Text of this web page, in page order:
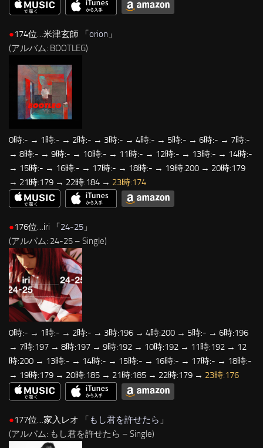
●174位…米津玄師 「orion 」
(アルバム: BOOTLEG)
0時:- → 1時:- → 2時:- → 3時:- → 4時:- → 5時:- → 6時:- → 7時:-
→ 8時:- → 9時:- → 10時:- → 11時:- → 12時:- → 13時:- → 14時:-
→ 15時:- → 16時:- → 17時:- → 18時:- → 19時:200 → 20時:179
→ 21時:179 → 22時:184 → 23時:174
●176位…iri 「24-25 」
(アルバム: 24-25 – Single)
0時:- → 1時:- → 2時:- → 3時:196 → 4時:200 → 5時:- → 6時:196
→ 7時:197 → 8時:197 → 9時:192 → 10時:192 → 11時:192 → 12
時:200 → 13時:- → 14時:- → 15時:- → 16時:- → 17時:- → 18時:-
→ 19時:179 → 20時:185 → 21時:185 → 22時:179 → 23時:176
●177位…家入レオ 「 もし君を許せたら 」
(アルバム: もし君を許せたら – Single)